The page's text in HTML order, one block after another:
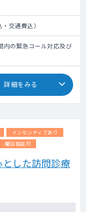
交通費込）
内の緊急コール対応及び
詳細をみる
インセンティブあり
曜日相談可
した訪問診療